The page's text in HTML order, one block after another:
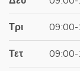
Τρι
Τετ